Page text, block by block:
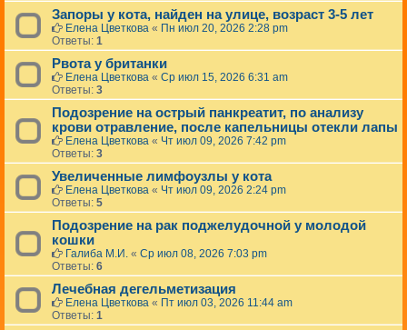
Запоры у кота, найден на улице, возраст 3-5 лет
Елена Цветкова « Пн июл 20, 2026 2:28 pm
Ответы: 1
Рвота у британки
Елена Цветкова « Ср июл 15, 2026 6:31 am
Ответы: 3
Подозрение на острый панкреатит, по анализу
крови отравление, после капельницы отекли лапы
Елена Цветкова « Чт июл 09, 2026 7:42 pm
Ответы: 3
Увеличенные лимфоузлы у кота
Елена Цветкова « Чт июл 09, 2026 2:24 pm
Ответы: 5
Подозрение на рак поджелудочной у молодой
кошки
Галиба М.И. « Ср июл 08, 2026 7:03 pm
Ответы: 6
Лечебная дегельметизация
Елена Цветкова « Пт июл 03, 2026 11:44 am
Ответы: 1